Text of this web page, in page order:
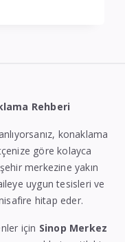
Rehberi
konaklama
göre kolayca
merkezine yakın
uygun tesisleri ve
hitap eder.
için Sinop Merkez